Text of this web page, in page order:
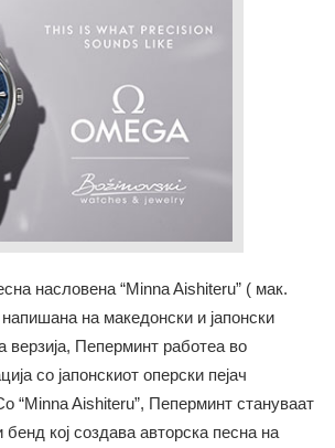
насловена “Minna Aishiteru” ( мак.
на македонски и јапонски
верзија, Пеперминт работеа во
со јапонскиот оперски пејач
“Minna Aishiteru”, Пеперминт стануваат
кој создава авторска песна на